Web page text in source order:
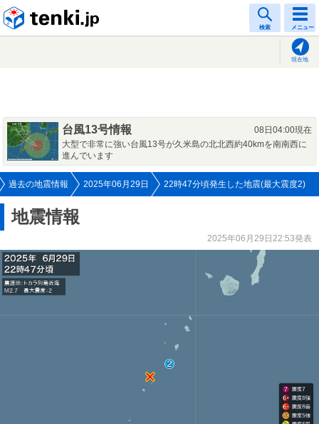
検索 メニュー
現在地
台風13号情報
08日04:00現在
大型で非常に強い台風13号が久米島の北北西約40kmを南南西に
進んでいます
過去の地震情報 2025年06月29日 22時47分頃発生した地震(最大震度2)
地震情報
2025年06月29日22:53発表